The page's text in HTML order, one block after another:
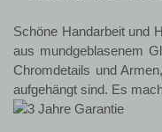
Schöne Handarbeit und
aus mundgeblasenem
Chromdetails und
aufgehängt sind. Es